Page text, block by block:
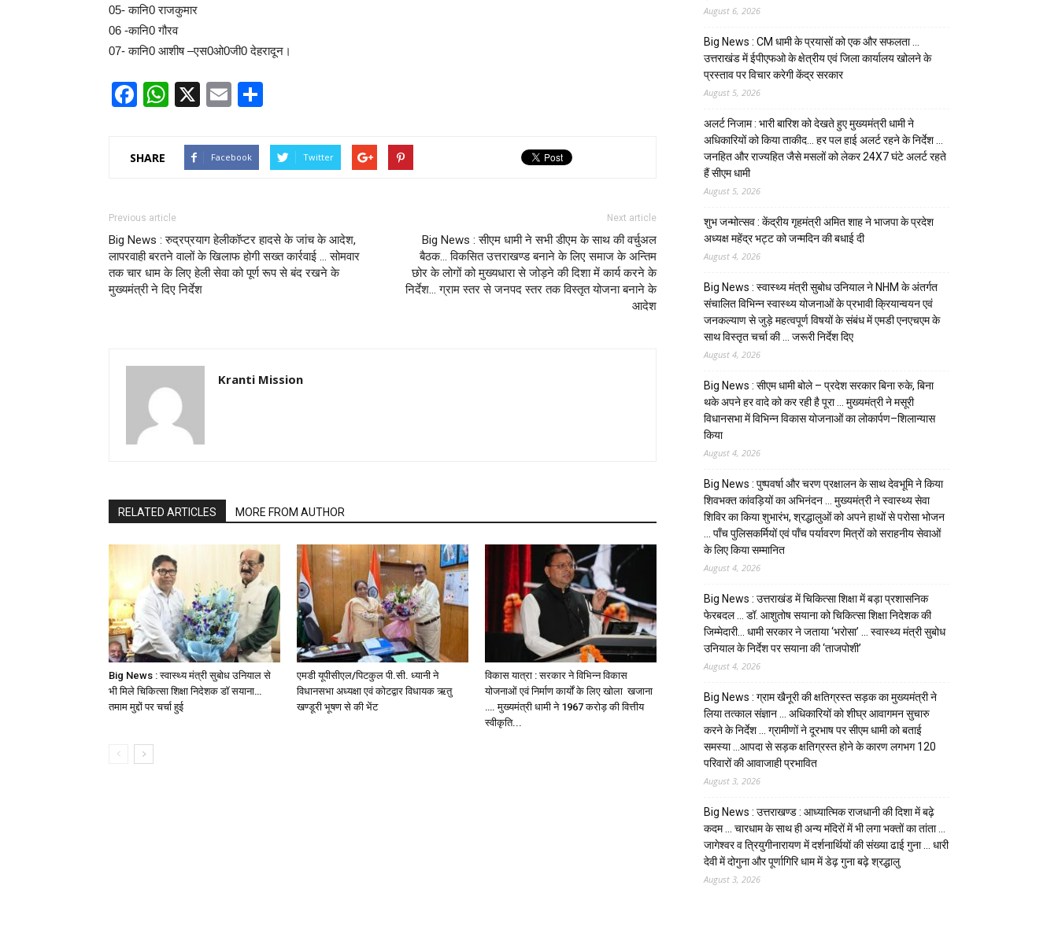
05- कानि0 राजकुमार
06 -कानि0 गौरव
07- कानि0 आशीष –एस0ओ0जी0 देहरादून।
Facebook
WhatsApp
X Email
SHARE Facebook Twitter
Previous article
Big News : रुद्रप्रयाग हेलीकॉप्टर हादसे के जांच के आदेश,
लापरवाही बरतने वालों के खिलाफ होगी सख्त कार्रवाई … सोमवार
तक चार धाम के लिए हेली सेवा को पूर्ण रूप से बंद रखने के
मुख्यमंत्री ने दिए निर्देश
Next article
Big News : सीएम धामी ने सभी डीएम के साथ की वर्चुअल
बैठक… विकसित उत्तराखण्ड बनाने के लिए समाज के अन्तिम
छोर के लोगों को मुख्यधारा से जोड़ने की दिशा में कार्य करने के
निर्देश… ग्राम स्तर से जनपद स्तर तक विस्तृत योजना बनाने के
आदेश
Kranti Mission
RELATED ARTICLES MORE FROM AUTHOR
Big News : स्वास्थ्य मंत्री सुबोध उनियाल से
भी मिले चिकित्सा शिक्षा निदेशक डॉ सयाना…
तमाम मुद्दों पर चर्चा हुई
एमडी यूपीसीएल/पिटकुल पी.सी. ध्यानी ने
विधानसभा अध्यक्षा एवं कोटद्वार विधायक ऋतु
खण्डूरी भूषण से की भेंट
विकास यात्रा : सरकार ने विभिन्न विकास
योजनाओं एवं निर्माण कार्यों के लिए खोला खजाना
…. मुख्यमंत्री धामी ने ₹1967 करोड़ की वित्तीय
स्वीकृति...
August 6, 2026
Big News : CM धामी के प्रयासों को एक और सफलता …
उत्तराखंड में ईपीएफओ के क्षेत्रीय एवं जिला कार्यालय खोलने के
प्रस्ताव पर विचार करेगी केंद्र सरकार
August 5, 2026
अलर्ट निजाम : भारी बारिश को देखते हुए मुख्यमंत्री धामी ने
अधिकारियों को किया ताकीद… हर पल हाई अलर्ट रहने के निर्देश …
जनहित और राज्यहित जैसे मसलों को लेकर 24X7 घंटे अलर्ट रहते
हैं सीएम धामी
August 5, 2026
शुभ जन्मोत्सव : केंद्रीय गृहमंत्री अमित शाह ने भाजपा के प्रदेश
अध्यक्ष महेंद्र भट्ट को जन्मदिन की बधाई दी
August 4, 2026
Big News : स्वास्थ्य मंत्री सुबोध उनियाल ने NHM के अंतर्गत
संचालित विभिन्न स्वास्थ्य योजनाओं के प्रभावी क्रियान्वयन एवं
जनकल्याण से जुड़े महत्वपूर्ण विषयों के संबंध में एमडी एनएचएम के
साथ विस्तृत चर्चा की … जरूरी निर्देश दिए
August 4, 2026
Big News : सीएम धामी बोले – प्रदेश सरकार बिना रुके, बिना
थके अपने हर वादे को कर रही है पूरा … मुख्यमंत्री ने मसूरी
विधानसभा में विभिन्न विकास योजनाओं का लोकार्पण–शिलान्यास
किया
August 4, 2026
Big News : पुष्पवर्षा और चरण प्रक्षालन के साथ देवभूमि ने किया
शिवभक्त कांवड़ियों का अभिनंदन … मुख्यमंत्री ने स्वास्थ्य सेवा
शिविर का किया शुभारंभ, श्रद्धालुओं को अपने हाथों से परोसा भोजन
… पाँच पुलिसकर्मियों एवं पाँच पर्यावरण मित्रों को सराहनीय सेवाओं
के लिए किया सम्मानित
August 4, 2026
Big News : उत्तराखंड में चिकित्सा शिक्षा में बड़ा प्रशासनिक
फेरबदल … डॉ. आशुतोष सयाना को चिकित्सा शिक्षा निदेशक की
जिम्मेदारी… धामी सरकार ने जताया ‘भरोसा’ … स्वास्थ्य मंत्री सुबोध
उनियाल के निर्देश पर सयाना की ‘ताजपोशी’
August 4, 2026
Big News : ग्राम खैनूरी की क्षतिग्रस्त सड़क का मुख्यमंत्री ने
लिया तत्काल संज्ञान … अधिकारियों को शीघ्र आवागमन सुचारु
करने के निर्देश … ग्रामीणों ने दूरभाष पर सीएम धामी को बताई
समस्या …आपदा से सड़क क्षतिग्रस्त होने के कारण लगभग 120
परिवारों की आवाजाही प्रभावित
August 3, 2026
Big News : उत्तराखण्ड : आध्यात्मिक राजधानी की दिशा में बढ़े
कदम … चारधाम के साथ ही अन्य मंदिरों में भी लगा भक्तों का तांता …
जागेश्वर व त्रियुगीनारायण में दर्शनार्थियों की संख्या ढाई गुना … धारी
देवी में दोगुना और पूर्णागिरि धाम में डेढ़ गुना बढ़े श्रद्धालु
August 3, 2026